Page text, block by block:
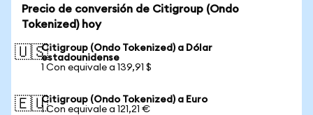
Precio de conversión de Citigroup (Ondo
Tokenized) hoy
🇺🇸Citigroup (Ondo Tokenized) a Dólar
estadounidense
1 Con equivale a 139,91 $
🇪🇺Citigroup (Ondo Tokenized) a Euro
1 Con equivale a 121,21 €